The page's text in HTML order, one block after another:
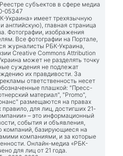
субъектов в сфере медиа
05347
Украина» имеет трехязычную
главная страница
. Фотографии, изображения
Все фотографии на Портале,
журналисты РБК-Украина,
Creative Commons Attribution
может не разделять точку
суждения не подлежат
их правдивости. За
ответственность несет
плашкой: "Пресс-
материал", "Promo",
размещаются на правах
для лиц, достигших 21-
– это информационный
события и объявления,
компаний, базирующиеся на
компаниями, и за которые
Онлайн-медиа «РБК-
для лиц от 21 года.